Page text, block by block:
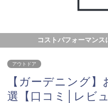
コストパフォーマン
アウトドア
【ガーデニング
選【口コミ│レビ